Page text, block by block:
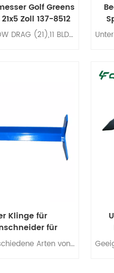
Golf Greens
Zoll 137-8512
REEL+ ASM [ES,LOW DRAG (21),11 BLD-SRVC]Geeignet für verschiedene Arten von Golf-Greens, Fairway-Turnier-Spulenmähermessern,Rasenmäher-Spulenmesser.
Klinge für
für
Geeignet für verschiedene Arten von Rasenschneidern